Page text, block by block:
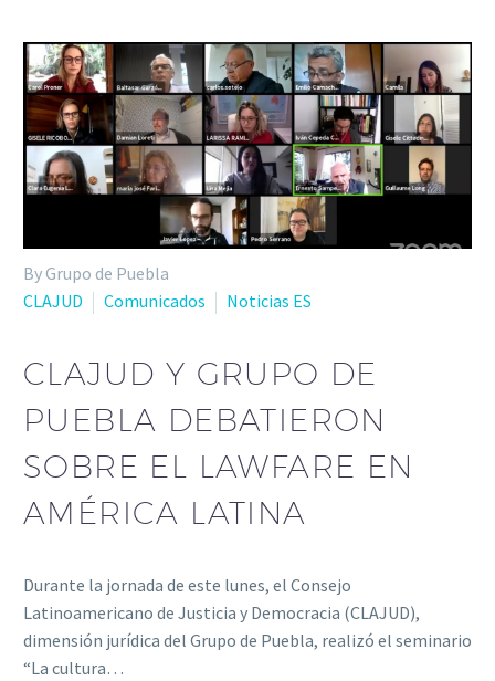
By Grupo de Puebla
CLAJUD
Comunicados Noticias ES
CLAJUD Y GRUPO DE
PUEBLA DEBATIERON
SOBRE EL LAWFARE EN
AMÉRICA LATINA
Durante la jornada de este lunes, el Consejo
Latinoamericano de Justicia y Democracia (CLAJUD),
dimensión jurídica del Grupo de Puebla, realizó el seminario
“La cultura…